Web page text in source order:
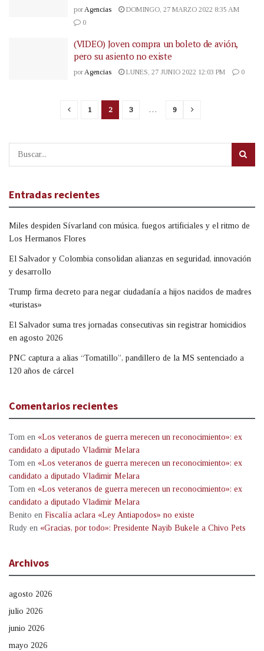
por Agencias
DOMINGO, 27 MARZO 2022 8:35 AM
0
(VIDEO) Joven compra un boleto de avión,
pero su asiento no existe
por Agencias LUNES, 27 JUNIO 2022 12:03 PM 0
1 2 3 … 9
Entradas recientes
Miles despiden Sívarland con música, fuegos artificiales y el ritmo de
Los Hermanos Flores
El Salvador y Colombia consolidan alianzas en seguridad, innovación
y desarrollo
Trump firma decreto para negar ciudadanía a hijos nacidos de madres
«turistas»
El Salvador suma tres jornadas consecutivas sin registrar homicidios
en agosto 2026
PNC captura a alias “Tomatillo”, pandillero de la MS sentenciado a
120 años de cárcel
Comentarios recientes
Tom en «Los veteranos de guerra merecen un reconocimiento»: ex
candidato a diputado Vladimir Melara
Tom en «Los veteranos de guerra merecen un reconocimiento»: ex
candidato a diputado Vladimir Melara
Tom en «Los veteranos de guerra merecen un reconocimiento»: ex
candidato a diputado Vladimir Melara
Benito en Fiscalía aclara «Ley Antiapodos» no existe
Rudy en «Gracias, por todo»: Presidente Nayib Bukele a Chivo Pets
Archivos
agosto 2026
julio 2026
junio 2026
mayo 2026